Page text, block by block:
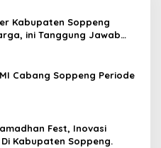
Kabupaten Soppeng
ini Tanggung Jawab
Cabang Soppeng Periode
Fest, Inovasi
Kabupaten Soppeng.